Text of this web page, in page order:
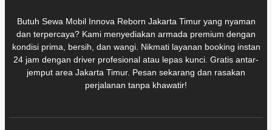
Butuh Sewa Mobil Innova Reborn Jakarta Timur yang nyaman
dan terpercaya? Kami menyediakan armada premium dengan
kondisi prima, bersih, dan wangi. Nikmati layanan booking instan
24 jam dengan driver profesional atau lepas kunci. Gratis antar-
jemput area Jakarta Timur. Pesan sekarang dan rasakan
perjalanan tanpa khawatir!